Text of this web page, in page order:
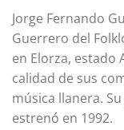
Jorge Fernando
Guerrero del
en Elorza, estado
calidad de sus
música llanera.
estrenó en 1992.